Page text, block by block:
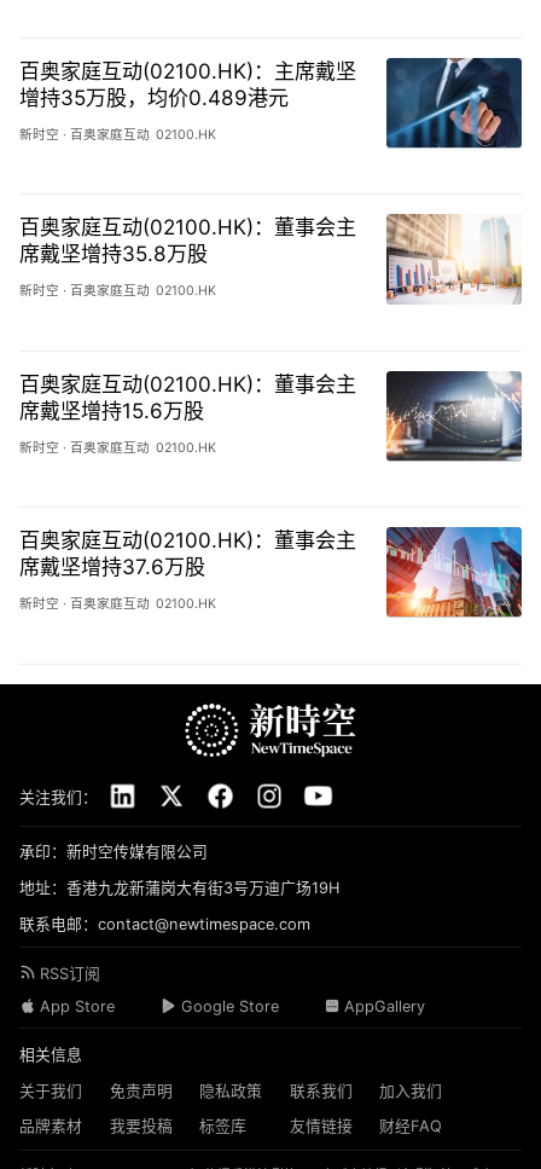
百奥家庭互动(02100.HK)：主席戴坚
增持35万股，均价0.489港元
新时空 ·百奥家庭互动 02100.HK
百奥家庭互动(02100.HK)：董事会主
席戴坚增持35.8万股
新时空 · 百奥家庭互动 02100.HK
百奥家庭互动(02100.HK)：董事会主
席戴坚增持15.6万股
新时空 ·百奥家庭互动 02100.HK
百奥家庭互动(02100.HK)：董事会主
席戴坚增持37.6万股
新时空 ·百奥家庭互动 02100.HK
关注我们：
承印：新时空传媒有限公司
地址：香港九龙新蒲岗大有街3号万迪广场19H
联系电邮：contact@newtimespace.com
RSS订阅
App Store
Google Store AppGallery
相关信息
关于我们
免责声明 隐私政策 联系我们
加入我们
品牌素材
我要投稿 标签库 友情链接 财经FAQ